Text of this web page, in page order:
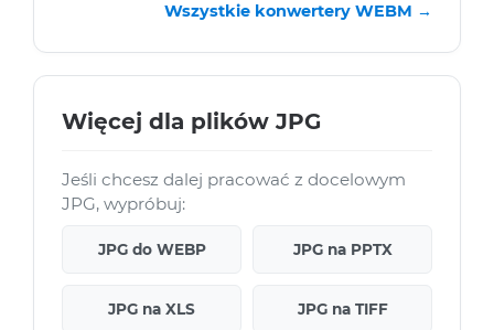
Wszystkie konwertery WEBM →
Więcej dla plików JPG
Jeśli chcesz dalej pracować z docelowym
JPG, wypróbuj:
JPG do WEBP JPG na PPTX
JPG na XLS JPG na TIFF